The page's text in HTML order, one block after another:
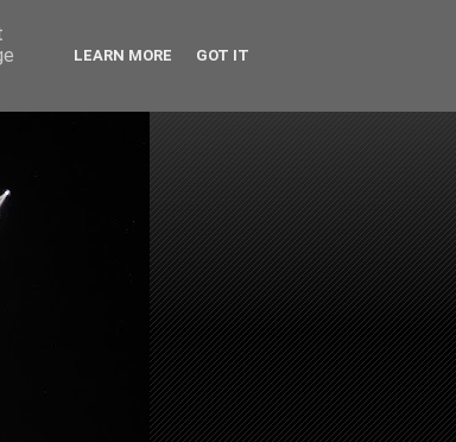
LEARN MORE GOT IT